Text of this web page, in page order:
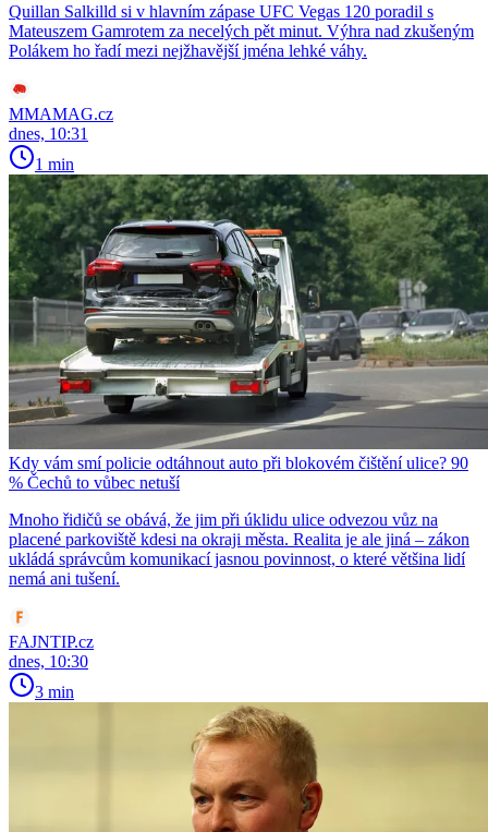
Quillan Salkilld si v hlavním zápase UFC Vegas 120 poradil s
Mateuszem Gamrotem za necelých pět minut. Výhra nad zkušeným
Polákem ho řadí mezi nejžhavější jména lehké váhy.
MMAMAG.cz
dnes, 10:31
1 min
Kdy vám smí policie odtáhnout auto při blokovém čištění ulice? 90
% Čechů to vůbec netuší
Mnoho řidičů se obává, že jim při úklidu ulice odvezou vůz na
placené parkoviště kdesi na okraji města. Realita je ale jiná – zákon
ukládá správcům komunikací jasnou povinnost, o které většina lidí
nemá ani tušení.
FAJNTIP.cz
dnes, 10:30
3 min